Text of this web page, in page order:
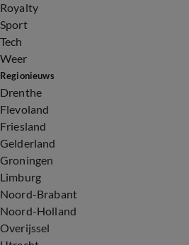
Royalty
Sport
Tech
Weer
Regionieuws
Drenthe
Flevoland
Friesland
Gelderland
Groningen
Limburg
Noord-Brabant
Noord-Holland
Overijssel